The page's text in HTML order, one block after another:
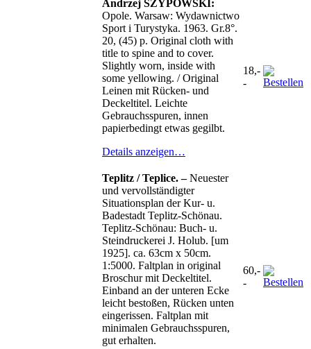
Andrzej SZYPOWSKI:
Opole. Warsaw: Wydawnictwo
Sport i Turystyka. 1963. Gr.8°.
20, (45) p. Original cloth with
title to spine and to cover.
Slightly worn, inside with
some yellowing. / Original
Leinen mit Rücken- und
Deckeltitel. Leichte
Gebrauchsspuren, innen
papierbedingt etwas gegilbt.
Details anzeigen…
18,-
-
Teplitz / Teplice. –Neuester
und vervollständigter
Situationsplan der Kur- u.
Badestadt Teplitz-Schönau.
Teplitz-Schönau: Buch- u.
Steindruckerei J. Holub. [um
1925]. ca. 63cm x 50cm.
1:5000. Faltplan in original
Broschur mit Deckeltitel.
Einband an der unteren Ecke
leicht bestoßen, Rücken unten
eingerissen. Faltplan mit
minimalen Gebrauchsspuren,
gut erhalten.
60,-
-